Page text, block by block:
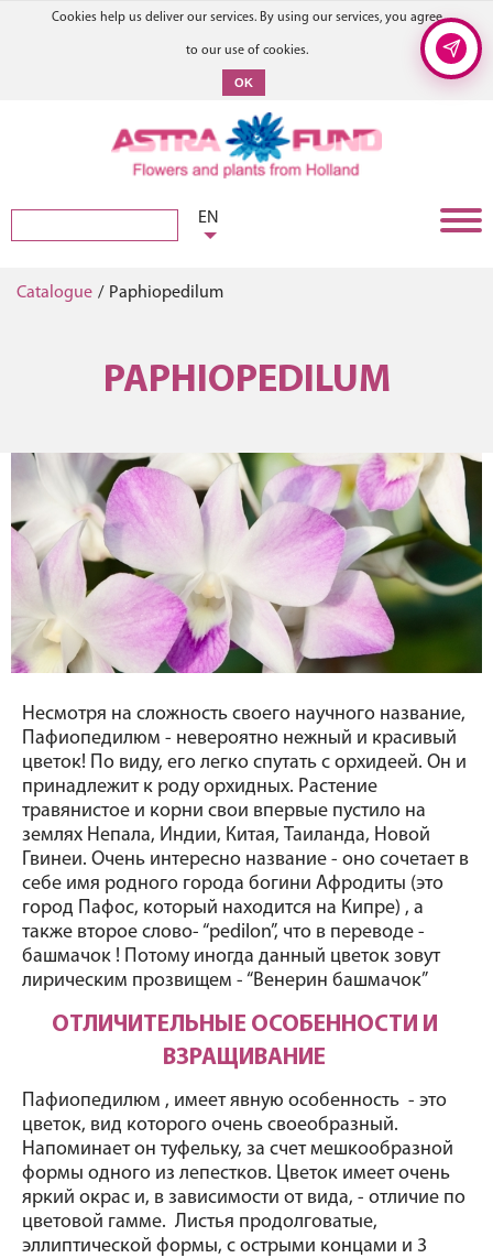
Cookies help us deliver our services. By using our services, you agree
to our use of cookies.
OK
EN
Catalogue / Paphiopedilum
PAPHIOPEDILUM
Несмотря на сложность своего научного название,
Пафиопедилюм - невероятно нежный и красивый
цветок! По виду, его легко спутать с орхидеей. Он и
принадлежит к роду орхидных. Растение
травянистое и корни свои впервые пустило на
землях Непала, Индии, Китая, Таиланда, Новой
Гвинеи. Очень интересно название - оно сочетает в
себе имя родного города богини Афродиты (это
город Пафос, который находится на Кипре) , а
также второе слово- “pedilon”, что в переводе -
башмачок ! Потому иногда данный цветок зовут
лирическим прозвищем - “Венерин башмачок”
ОТЛИЧИТЕЛЬНЫЕ ОСОБЕННОСТИ И
ВЗРАЩИВАНИЕ
Пафиопедилюм , имеет явную особенность  - это
цветок, вид которого очень своеобразный.
Напоминает он туфельку, за счет мешкообразной
формы одного из лепестков. Цветок имеет очень
яркий окрас и, в зависимости от вида, - отличие по
цветовой гамме.  Листья продолговатые,
эллиптической формы, с острыми концами и 3